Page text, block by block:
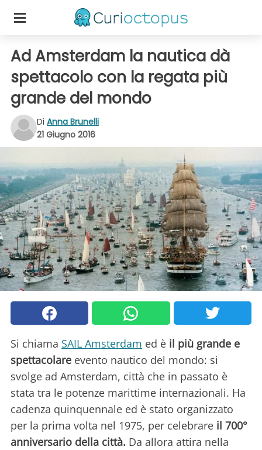
Ad Amsterdam la nautica dà
spettacolo con la regata più
grande del mondo
Di Anna Brunelli
21 Giugno 2016
Si chiama SAIL Amsterdam ed è il più grande e
spettacolare evento nautico del mondo: si
svolge ad Amsterdam, città che in passato è
stata tra le potenze marittime internazionali. Ha
cadenza quinquennale ed è stato organizzato
per la prima volta nel 1975, per celebrare il 700°
anniversario della città. Da allora attira nella